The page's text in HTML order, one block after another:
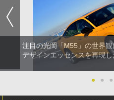
注目の光岡「M55」の世界
デザインエッセンスを再現
● ● ●